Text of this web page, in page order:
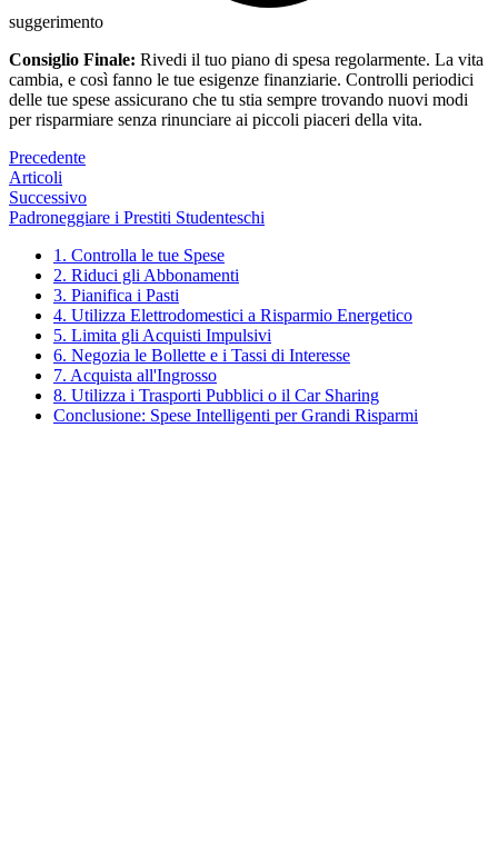
suggerimento
Consiglio Finale: Rivedi il tuo piano di spesa regolarmente. La vita
cambia, e così fanno le tue esigenze finanziarie. Controlli periodici
delle tue spese assicurano che tu stia sempre trovando nuovi modi
per risparmiare senza rinunciare ai piccoli piaceri della vita.
Precedente
Articoli
Successivo
Padroneggiare i Prestiti Studenteschi
1. Controlla le tue Spese
2. Riduci gli Abbonamenti
3. Pianifica i Pasti
4. Utilizza Elettrodomestici a Risparmio Energetico
5. Limita gli Acquisti Impulsivi
6. Negozia le Bollette e i Tassi di Interesse
7. Acquista all'Ingrosso
8. Utilizza i Trasporti Pubblici o il Car Sharing
Conclusione: Spese Intelligenti per Grandi Risparmi